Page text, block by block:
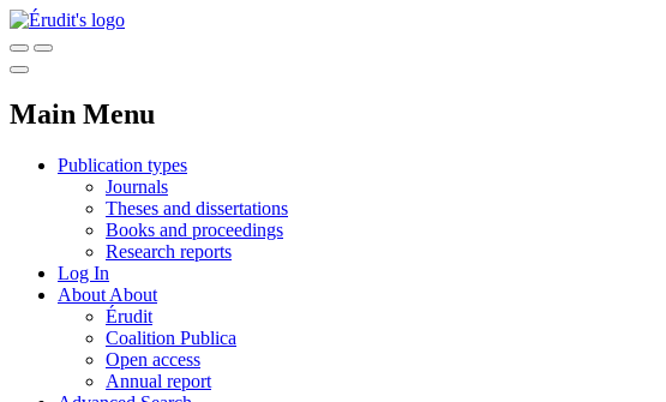
Main Menu
Publication types
Journals
Theses and dissertations
Books and proceedings
Research reports
Log In
About About
Érudit
Coalition Publica
Open access
Annual report